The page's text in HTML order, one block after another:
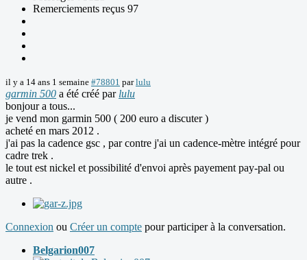
Remerciements reçus 97
il y a 14 ans 1 semaine #78801 parlulu
garmin 500 a été créé par lulu
bonjour a tous...
je vend mon garmin 500 ( 200 euro a discuter )
acheté en mars 2012 .
j'ai pas la cadence gsc , par contre j'ai un cadence-mètre intégré pour
cadre trek .
le tout est nickel et possibilité d'envoi après payement pay-pal ou
autre .
Connexion ou Créer un compte pour participer à la conversation.
Belgarion007